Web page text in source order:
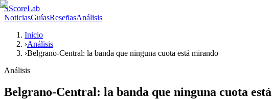
SScoreLab
NoticiasGuíasReseñasAnálisis
Inicio
›Análisis
›Belgrano-Central: la banda que ninguna cuota está mirando
Análisis
Belgrano-Central: la banda que ninguna cuota